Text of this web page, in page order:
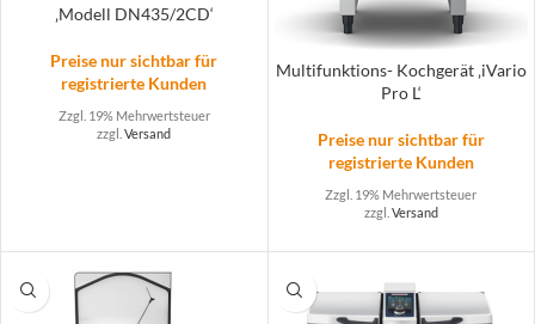
‚Modell DN435/2CD‘
Preise nur sichtbar für
registrierte Kunden
Zzgl. 19% Mehrwertsteuer
zzgl.Versand
Multifunktions- Kochgerät ‚iVario
Pro L‘
Preise nur sichtbar für
registrierte Kunden
Zzgl. 19% Mehrwertsteuer
zzgl. Versand